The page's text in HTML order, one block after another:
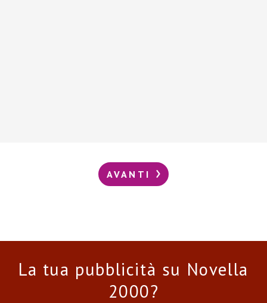
AVANTI
La tua pubblicità su Novella
2000?